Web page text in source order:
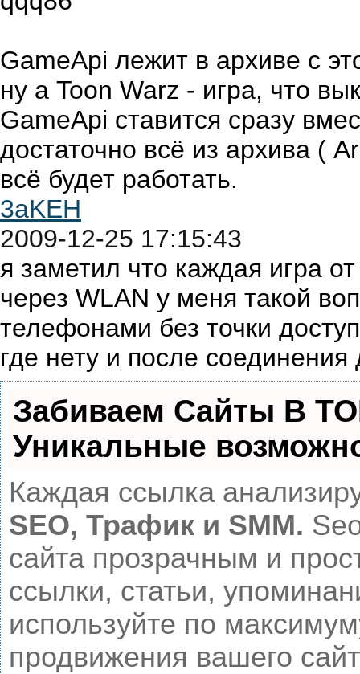
GameApi лежит в архиве с
ну а Toon Warz - игра, что
GameApi ставится сразу
достаточно всё из архива (
всё будет работать.
3aKEH
2009-12-25 17:15:43
я заметил что каждая игра
через WLAN у меня такой
телефонами без точки
где нету и после соединения
Забиваем Сайты В
Уникальные
Каждая ссылка
SEO, Трафик и SMM.
сайта прозрачным и
ссылки, статьи,
используйте по
продвижения вашего